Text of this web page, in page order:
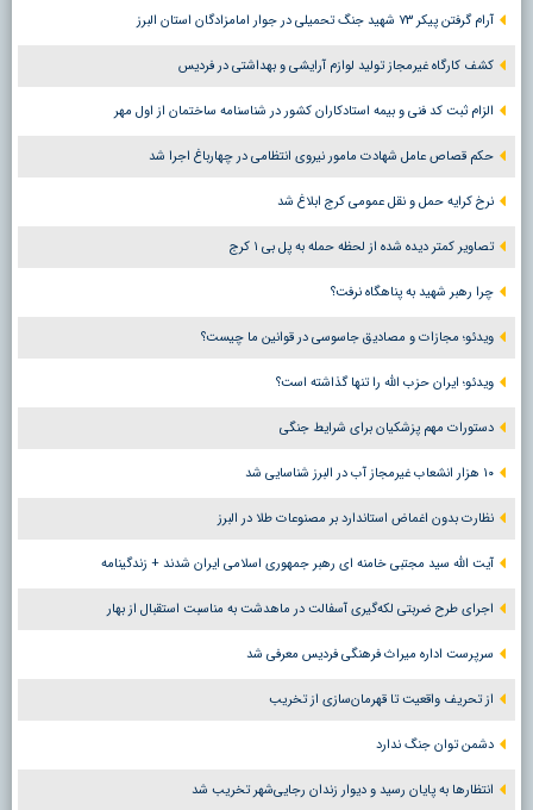
آرام گرفتن پیکر ۷۳ شهید جنگ تحمیلی در جوار امامزادگان استان البرز
کشف کارگاه غیرمجاز تولید لوازم آرایشی و بهداشتی در فردیس
الزام ثبت کد فنی و بیمه استادکاران کشور در شناسنامه ساختمان از اول مهر
حکم قصاص عامل شهادت مامور نیروی انتظامی در چهارباغ اجرا شد
نرخ کرایه حمل و نقل عمومی کرج ابلاغ شد
تصاویر کمتر دیده شده از لحظه حمله به پل بی ۱ کرج
چرا رهبر شهید به پناهگاه نرفت؟
ویدئو؛ مجازات و مصادیق جاسوسی در قوانین ما چیست؟
ویدئو؛ ایران حزب الله را تنها گذاشته است؟
دستورات مهم پزشکیان برای شرایط جنگی
۱۰ هزار انشعاب غیرمجاز آب در البرز شناسایی شد
نظارت بدون اغماض استاندارد بر مصنوعات طلا در البرز
آیت الله سید مجتبی خامنه ای رهبر جمهوری اسلامی ایران شدند + زندگینامه
اجرای طرح ضربتی لکه‌گیری آسفالت در ماهدشت به مناسبت استقبال از بهار
سرپرست اداره میراث فرهنگی فردیس معرفی شد
از تحریف واقعیت تا قهرمان‌سازی از تخریب
دشمن توان جنگ ندارد
انتظارها به پایان رسید و دیوار زندان رجایی‌شهر تخریب شد